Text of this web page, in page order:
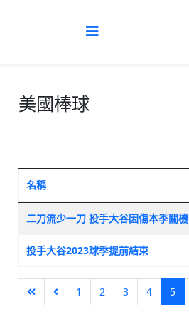
美國棒球
名稱
二刀流少一刀 投手大谷因傷本季關機
投手大谷2023球季提前結束
1 2 3 4 5